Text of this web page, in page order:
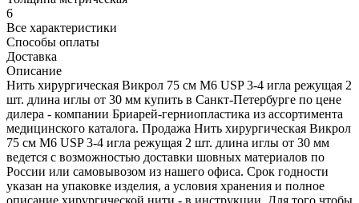
6
Все характеристики
Способы оплаты
Доставка
Описание
Нить хирургическая Викрол 75 см М6 USP 3-4 игла режущая 2
шт. длина иглы от 30 мм купить в Санкт-Петербурге по цене
дилера - компании Бриарей-герниопластика из ассортимента
медицинского каталога. Продажа Нить хирургическая Викрол
75 см М6 USP 3-4 игла режущая 2 шт. длина иглы от 30 мм
ведется с возможностью доставки шовных материалов по
России или самовывозом из нашего офиса. Срок годности
указан на упаковке изделия, а условия хранения и полное
описание хирургической нити - в инструкции. Для того чтобы